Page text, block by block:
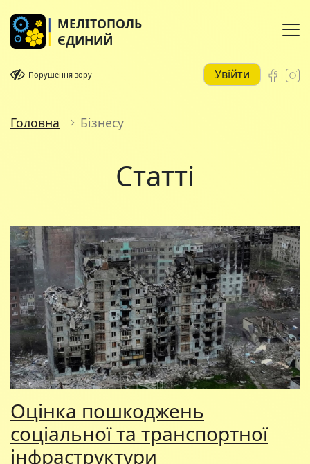
МЕЛІТОПОЛЬ
ЄДИНИЙ
Порушення зору Увійти
Головна Бізнесу
Статті
Оцінка пошкоджень
соціальної та транспортної
інфраструктури